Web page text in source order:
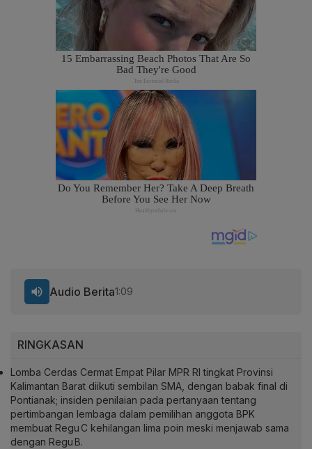
RINGKASAN
Lomba Cerdas Cermat Empat Pilar MPR RI tingkat Provinsi
Kalimantan Barat diikuti sembilan SMA, dengan babak final di
Pontianak; insiden penilaian pada pertanyaan tentang
pertimbangan lembaga dalam pemilihan anggota BPK
membuat Regu C kehilangan lima poin meski menjawab sama
dengan Regu B.
Audio Berita1:09